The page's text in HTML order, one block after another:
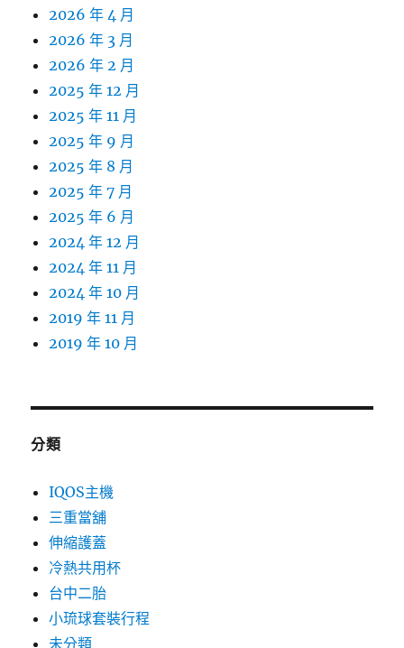
2026 年 4 月
2026 年 3 月
2026 年 2 月
2025 年 12 月
2025 年 11 月
2025 年 9 月
2025 年 8 月
2025 年 7 月
2025 年 6 月
2024 年 12 月
2024 年 11 月
2024 年 10 月
2019 年 11 月
2019 年 10 月
分類
IQOS主機
三重當舖
伸縮護蓋
冷熱共用杯
台中二胎
小琉球套裝行程
未分類